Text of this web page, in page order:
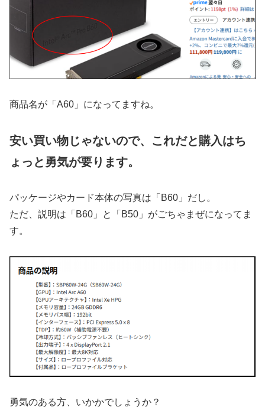
商品名が「A60」になってますね。
安い買い物じゃないので、これだと購入はち
ょっと勇気が要ります。
パッケージやカード本体の写真は「B60」だし。
ただ、説明は「B60」と「B50」がごちゃまぜになってま
す。
勇気のある方、いかかでしょうか？